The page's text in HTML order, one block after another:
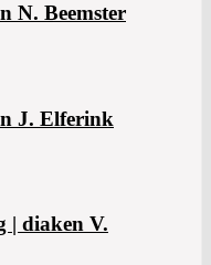
N. Beemster
J. Elferink
| diaken V.